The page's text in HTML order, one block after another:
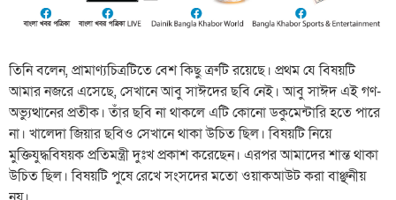
তিনি বলেন, প্রামাণ্যচিত্রটিতে বেশ কিছু ত্রুটি রয়েছে। প্রথম যে বিষয়টি
আমার নজরে এসেছে, সেখানে আবু সাঈদের ছবি নেই। আবু সাঈদ এই গণ-
অভ্যুত্থানের প্রতীক। তাঁর ছবি না থাকলে এটি কোনো ডকুমেন্টারি হতে পারে
না। খালেদা জিয়ার ছবিও সেখানে থাকা উচিত ছিল। বিষয়টি নিয়ে
মুক্তিযুদ্ধবিষয়ক প্রতিমন্ত্রী দুঃখ প্রকাশ করেছেন। এরপর আমাদের শান্ত থাকা
উচিত ছিল। বিষয়টি পুষে রেখে সংসদের মতো ওয়াকআউট করা বাঞ্ছনীয়